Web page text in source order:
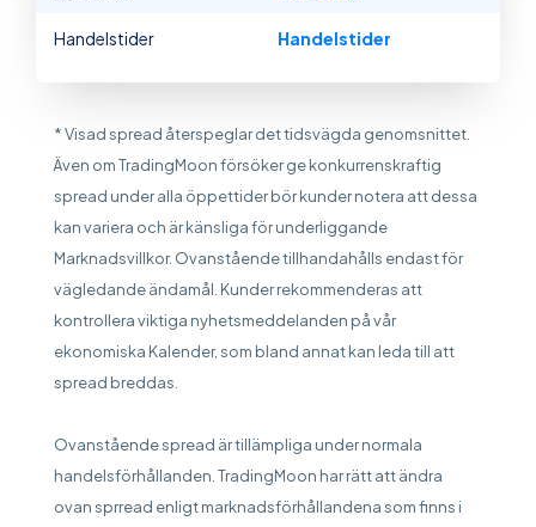
Handelstider Handelstider
* Visad spread återspeglar det tidsvägda genomsnittet.
Även om TradingMoon försöker ge konkurrenskraftig
spread under alla öppettider bör kunder notera att dessa
kan variera och är känsliga för underliggande
Marknadsvillkor. Ovanstående tillhandahålls endast för
vägledande ändamål. Kunder rekommenderas att
kontrollera viktiga nyhetsmeddelanden på vår
ekonomiska Kalender, som bland annat kan leda till att
spread breddas.
Ovanstående spread är tillämpliga under normala
handelsförhållanden. TradingMoon har rätt att ändra
ovan sprread enligt marknadsförhållandena som finns i